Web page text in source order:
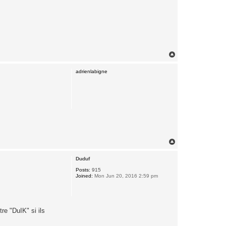
adrienlabigne
Duduf
Posts: 915
Joined: Mon Jun 20, 2016 2:59 pm
"DuIK" si ils